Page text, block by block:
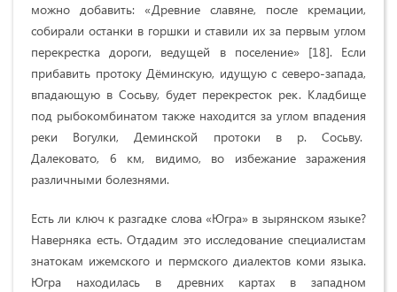
можно добавить: «Древние славяне, после кремации,
собирали останки в горшки и ставили их за первым углом
перекрестка дороги, ведущей в поселение» [18].
Если
прибавить протоку Дёминскую, идущую с северо-запада,
впадающую в Сосьву, будет перекресток рек. Кладбище
под рыбокомбинатом также находится за углом впадения
реки Вогулки, Деминской протоки в р. Сосьву.
Далековато, 6 км, видимо, во избежание заражения
различными болезнями.
Есть ли ключ к разгадке слова «Югра» в зырянском языке?
Наверняка есть. Отдадим это исследование специалистам
знатокам ижемского и пермского диалектов коми языка.
Югра находилась в древних картах в западном